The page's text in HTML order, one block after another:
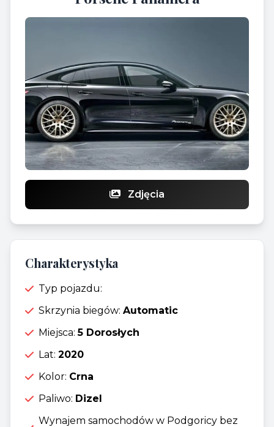
Zdjęcia
Charakterystyka
Typ pojazdu:
Skrzynia biegów: Automatic
Miejsca:5 Dorosłych
Lat: 2020
Kolor: Crna
Paliwo: Dizel
Wynajem samochodów w Podgoricy bez